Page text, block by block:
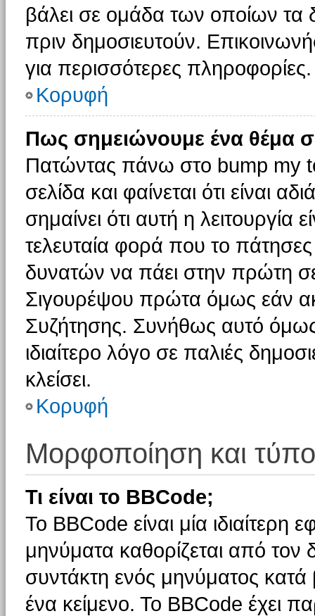
βάλει σε ομάδα των οποίων τα
πριν δημοσιευτούν.
για περισσότερες πληροφορίες.
Κορυφή
Πως σημειώνουμε ένα θέμα
Πατώντας πάνω στο bump my
σελίδα και φαίνεται ότι είναι
σημαίνει ότι αυτή η λειτουργία
τελευταία φορά που το πάτησες
δυνατών να πάει στην πρώτη
Σιγουρέψου πρώτα όμως εάν
Συζήτησης. Συνήθως αυτό όμως
ιδιαίτερο λόγο σε παλιές
κλείσει.
Κορυφή
Μορφοποίηση και
Τι είναι το BBCode;
Το BBCode είναι μία
μηνύματα καθορίζεται από τον
συντάκτη ενός μηνύματος
ένα κείμενο. Το BBCode έχει